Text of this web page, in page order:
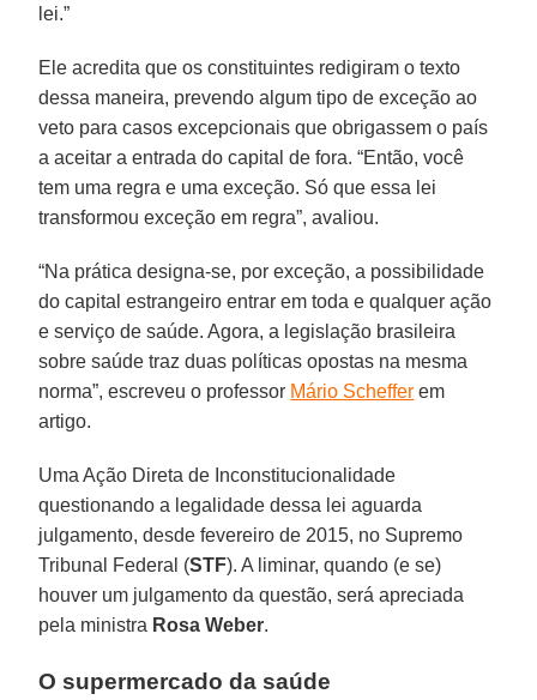
lei.”
Ele acredita que os constituintes redigiram o texto
dessa maneira, prevendo algum tipo de exceção ao
veto para casos excepcionais que obrigassem o país
a aceitar a entrada do capital de fora. “Então, você
tem uma regra e uma exceção. Só que essa lei
transformou exceção em regra”, avaliou.
“Na prática designa-se, por exceção, a possibilidade
do capital estrangeiro entrar em toda e qualquer ação
e serviço de saúde. Agora, a legislação brasileira
sobre saúde traz duas políticas opostas na mesma
norma”, escreveu o professor Mário Scheffer em
artigo.
Uma Ação Direta de Inconstitucionalidade
questionando a legalidade dessa lei aguarda
julgamento, desde fevereiro de 2015, no Supremo
Tribunal Federal (STF). A liminar, quando (e se)
houver um julgamento da questão, será apreciada
pela ministra Rosa Weber.
O supermercado da saúde